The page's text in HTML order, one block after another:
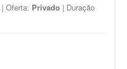
| Oferta: Privado | Duração